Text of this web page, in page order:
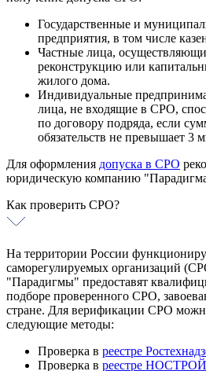
Государственные и
предприятия, в том числе
Частные лица,
реконструкцию или
жилого дома.
Индивидуальные
лица, не входящие в СРО,
по договору подряда, если
обязательств не превышает 3
Для оформления допуска в СРО
юридическую компанию
Как проверить СРО?
На территории России
саморегулируемых организаций
"Парадигмы" предоставят
подборе проверенного СРО,
стране. Для верификации СРО
следующие методы:
Проверка в реестре
Проверка в реестре НОСТРОЙ